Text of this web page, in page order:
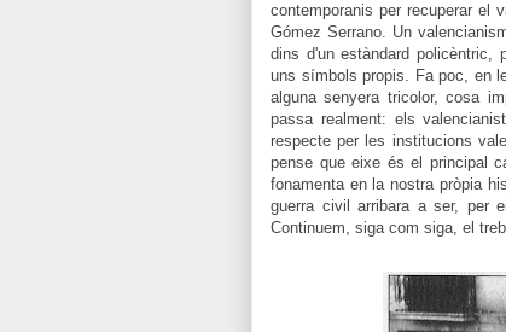
contemporanis per recuperar el
Gómez Serrano. Un
dins d'un estàndard policèntric,
uns símbols propis. Fa poc, en
alguna senyera tricolor, cosa
passa realment: els
respecte per les institucions
pense que eixe és el principal
fonamenta en la nostra pròpia
guerra civil arribara a ser, per
Continuem, siga com siga, el